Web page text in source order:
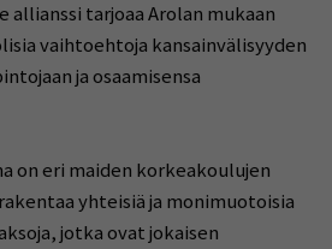
allianssi tarjoaa Arolan mukaan
vaihtoehtoja kansainvälisyyden
ja osaamisensa
on eri maiden korkeakoulujen
yhteisiä ja monimuotoisia
jotka ovat jokaisen